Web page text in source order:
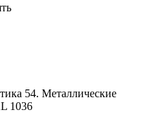
54. Металлические
1036